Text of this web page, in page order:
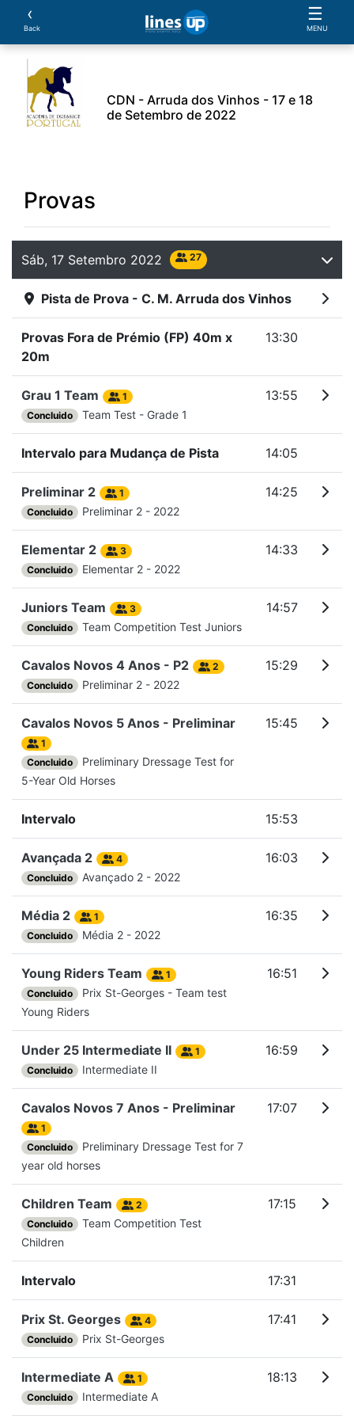
‹
Back
☰
MENU
CDN - Arruda dos Vinhos - 17 e 18
de Setembro de 2022
Provas
Sáb, 17 Setembro 2022 27
Pista de Prova - C. M. Arruda dos Vinhos
Provas Fora de Prémio (FP) 40m x
20m
13:30
Grau 1 Team
1
Concluido
Team Test - Grade 1
13:55
Intervalo para Mudança de Pista 14:05
Preliminar 2
1
Concluido
Preliminar 2 - 2022
14:25
Elementar 2
3
Concluido
Elementar 2 - 2022
14:33
Juniors Team
3
Concluido
Team Competition Test Juniors
14:57
Cavalos Novos 4 Anos - P2
2
Concluido
Preliminar 2 - 2022
15:29
Cavalos Novos 5 Anos - Preliminar
1
Concluido
Preliminary Dressage Test for
5-Year Old Horses
15:45
Intervalo 15:53
Avançada 2
4
Concluido
Avançado 2 - 2022
16:03
Média 2
1
Concluido
Média 2 - 2022
16:35
Young Riders Team
1
Concluido
Prix St-Georges - Team test
Young Riders
16:51
Under 25 Intermediate II
1
Concluido
Intermediate II
16:59
Cavalos Novos 7 Anos - Preliminar
1
Concluido
Preliminary Dressage Test for 7
year old horses
17:07
Children Team
2
Concluido
Team Competition Test
Children
17:15
Intervalo 17:31
Prix St. Georges
4
Concluido
Prix St-Georges
17:41
Intermediate A
1
Concluido
Intermediate A
18:13